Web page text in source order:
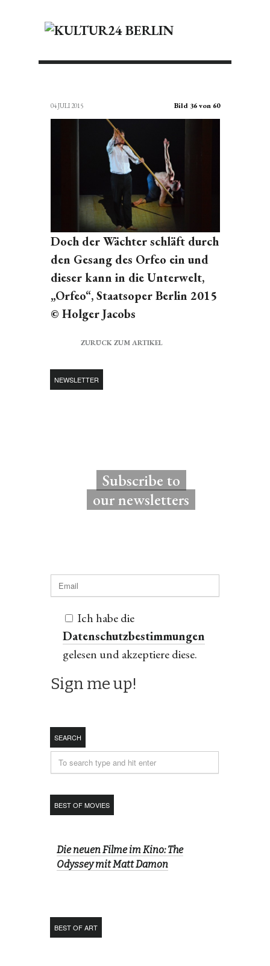
04 JULI 2015 Bild 36 von 60
Doch der Wächter schläft durch
den Gesang des Orfeo ein und
dieser kann in die Unterwelt,
„Orfeo“, Staatsoper Berlin 2015
© Holger Jacobs
ZURÜCK ZUM ARTIKEL
NEWSLETTER
Subscribe to
our newsletters
Ich habe die
Datenschutzbestimmungen
gelesen und akzeptiere diese.
SEARCH
BEST OF MOVIES
Die neuen Filme im Kino: The
Odyssey mit Matt Damon
BEST OF ART